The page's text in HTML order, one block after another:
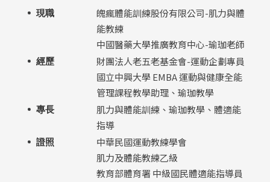
現職
魄瘋體能訓練股份有限公司-肌力與體
能教練
中國醫藥大學推廣教育中心-瑜珈老師
經歷
財團法人老五老基金會-運動企劃專員
國立中興大學 EMBA 運動與健康全能
管理課程教學助理、瑜珈教學
專長
肌力與體能訓練、瑜珈教學、體適能
指導
證照
中華民國運動教練學會
肌力及體能教練乙級
教育部體育署 中級國民體適能指導員